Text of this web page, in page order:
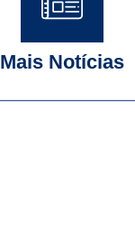
Mais Notícias